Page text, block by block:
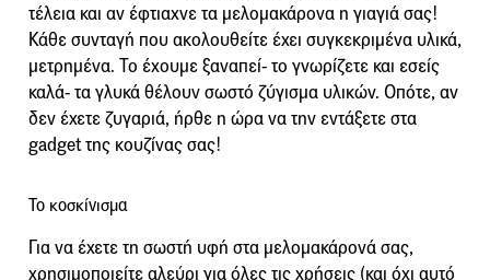
τέλεια και αν έφτιαχνε τα μελομακάρονα η γιαγιά σας!
Κάθε συνταγή που ακολουθείτε έχει συγκεκριμένα υλικά,
μετρημένα. Το έχουμε ξαναπεί- το γνωρίζετε και εσείς
καλά- τα γλυκά θέλουν σωστό ζύγισμα υλικών. Οπότε, αν
δεν έχετε ζυγαριά, ήρθε η ώρα να την εντάξετε στα
gadget της κουζίνας σας!
Το κοσκίνισμα
Για να έχετε τη σωστή υφή στα μελομακάρονά σας,
χρησιμοποιείτε αλεύρι για όλες τις χρήσεις (και όχι αυτό